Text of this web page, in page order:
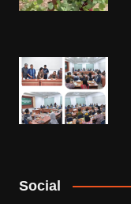
Social